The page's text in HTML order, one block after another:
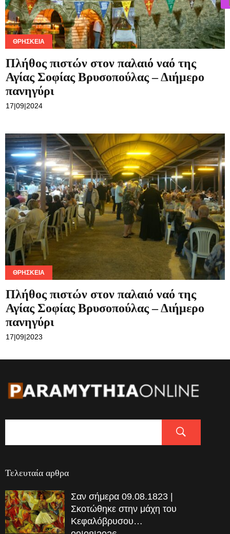
ΘΡΗΣΚΕΊΑ
Πλήθος πιστών στον παλαιό ναό της
Αγίας Σοφίας Βρυσοπούλας – Διήμερο
πανηγύρι
17|09|2024
ΘΡΗΣΚΕΊΑ
Πλήθος πιστών στον παλαιό ναό της
Αγίας Σοφίας Βρυσοπούλας – Διήμερο
πανηγύρι
17|09|2023
Τελευταία αρθρα
Σαν σήμερα 09.08.1823 |
Σκοτώθηκε στην μάχη του
Κεφαλόβρυσου…